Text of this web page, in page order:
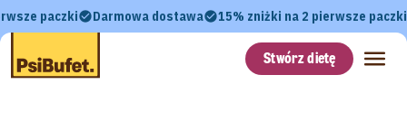
paczki Darmowa dostawa 15% zniżki na 2 pierwsze paczki
Stwórz dietę